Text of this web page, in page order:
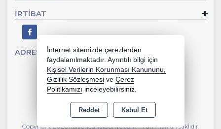
İRTİBAT
ADRES Sevgi Mahallesi 902 Sk No:2 Gaziemir - İZMİR
Copyright 2026 kalyoncunalburiye.com - Tüm hakları saklıdır.
İnternet sitemizde çerezlerden
faydalanılmaktadır. Ayrıntılı bilgi için
Kişisel Verilerin Korunması Kanununu,
Gizlilik Sözleşmesi ve Çerez
Politikamızı inceleyebilirsiniz.
Reddet Kabul Et